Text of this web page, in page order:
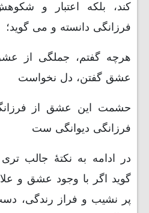
کند، بلکه اعتبار و
فرزانگی دانسته و می گوید؛
هرچه گفتم، جملگی از
عشق گفتن، دل نخواست
حشمت این عشق از
فرزانگی دیوانگی ست
در ادامه به نکتۀ جالب
گوید اگر با وجود عشق و
پر نشیب و فراز رندگی،